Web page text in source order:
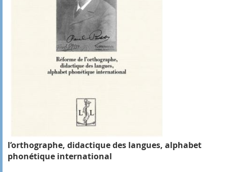
l’orthographe, didactique des langues, alphabet
phonétique international